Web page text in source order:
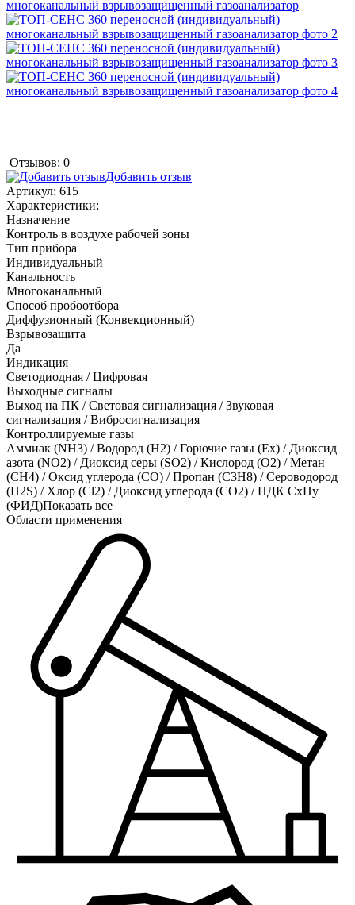
Отзывов: 0
Добавить отзыв
Артикул: 615
Характеристики:
Назначение
Контроль в воздухе рабочей зоны
Тип прибора
Индивидуальный
Канальность
Многоканальный
Способ пробоотбора
Диффузионный (Конвекционный)
Взрывозащита
Да
Индикация
Светодиодная / Цифровая
Выходные сигналы
Выход на ПК / Световая сигнализация / Звуковая
сигнализация / Вибросигнализация
Контроллируемые газы
Аммиак (NH3) /Водород (H2) /Горючие газы (Ex) / Диоксид
азота (NO2) / Диоксид серы (SO2) /Кислород (O2) /Метан
(CH4) /Оксид углерода (CO) /Пропан (C3H8) /Сероводород
(H2S) / Хлор (Cl2) / Диоксид углерода (CO2) /ПДК СхНу
(ФИД)Показать все
Области применения